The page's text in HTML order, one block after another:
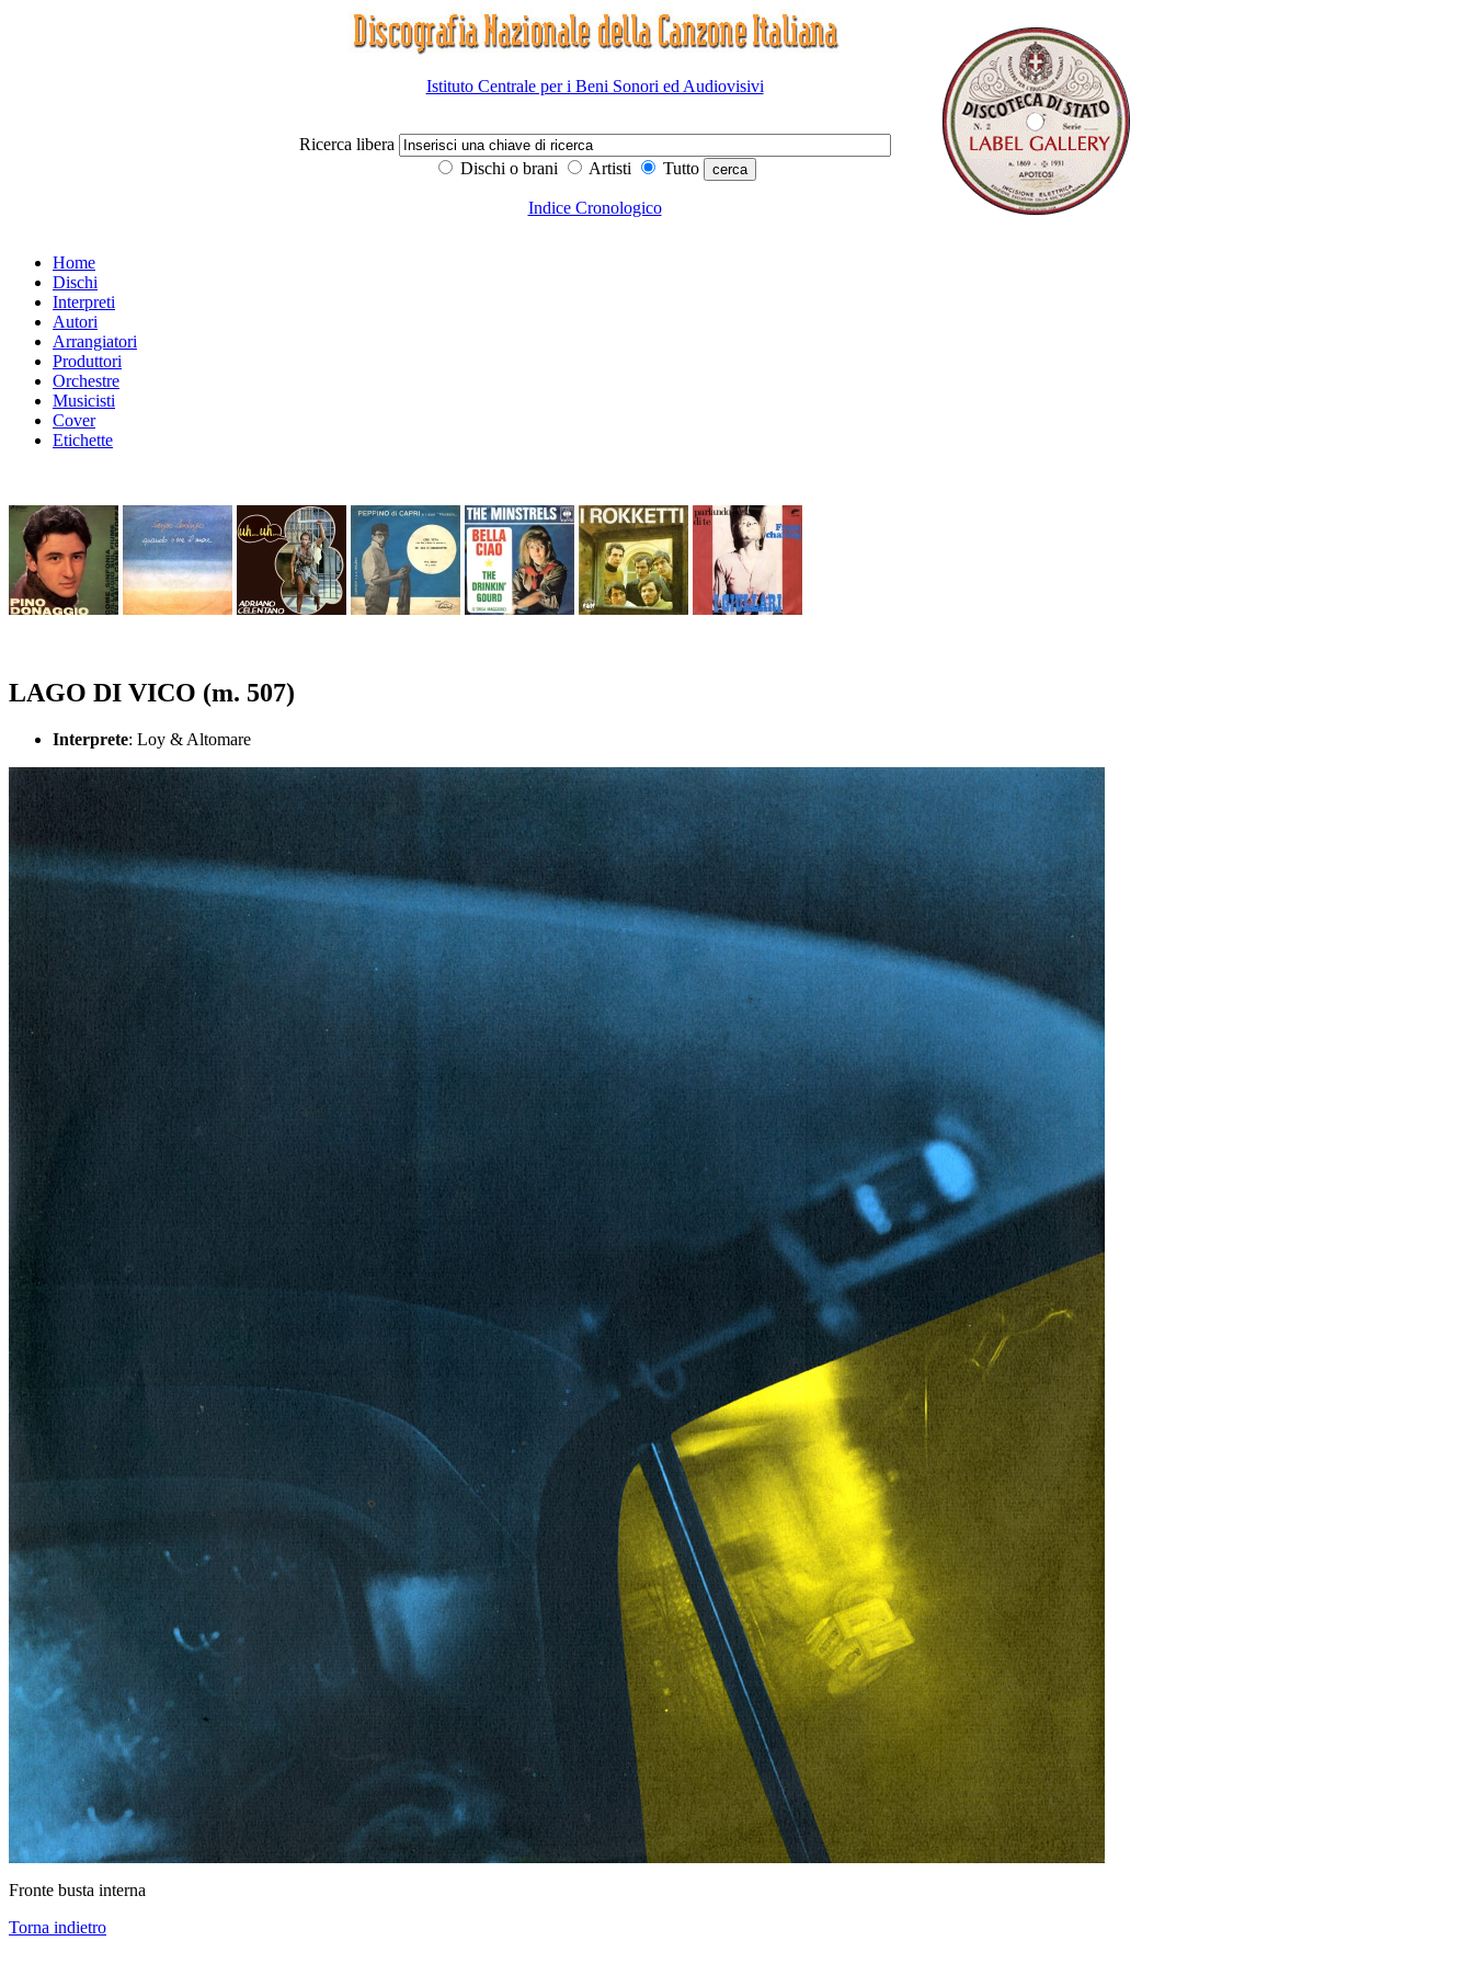
Istituto Centrale per i Beni Sonori ed Audiovisivi
Ricerca libera
Dischi o brani
Artisti Tutto
Indice Cronologico
Home
Dischi
Interpreti
Autori
Arrangiatori
Produttori
Orchestre
Musicisti
Cover
Etichette
LAGO DI VICO (m. 507)
Interprete: Loy & Altomare
Fronte busta interna
Torna indietro